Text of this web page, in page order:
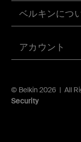
アカウント
ベルキンにつ
© Belkin 2026 | All
Security